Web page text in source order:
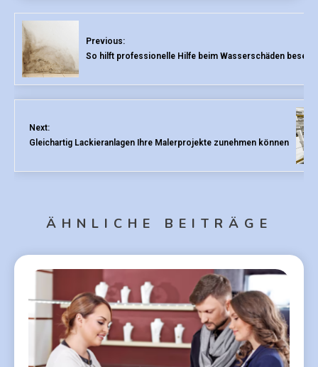
Previous:
So hilft professionelle Hilfe beim Wasserschäden
Next:
Gleichartig Lackieranlagen Ihre Malerprojekte zunehmen können
ÄHNLICHE BEITRÄGE